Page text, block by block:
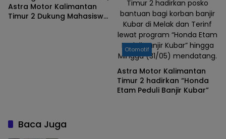
Astra Motor Kalimantan
Timur 2 Dukung Mahasiswa
Timur 2 hadirkan posko
bantuan bagi korban banjir
Kubar di Melak dan Terinf
lewat program “Honda Etam
Peduli Banjir Kubar” hingga
Minggu (31/05) mendatang.
Otomotif
Astra Motor Kalimantan
Timur 2 hadirkan “Honda
Etam Peduli Banjir Kubar”
Baca Juga